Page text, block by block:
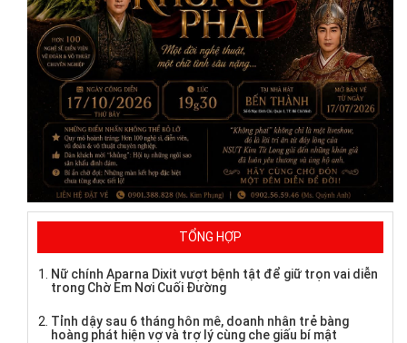
TỔNG HỢP
Nữ chính Aparna Dixit vượt bệnh tật để giữ trọn vai diễn
trong Chờ Em Nơi Cuối Đường
Tỉnh dậy sau 6 tháng hôn mê, doanh nhân trẻ bàng
hoàng phát hiện vợ và trợ lý cùng che giấu bí mật